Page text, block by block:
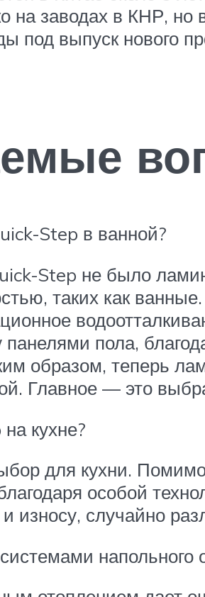
на заводах в КНР,
под выпуск нового
Step в ванной?
Step не было
таких как
пола,
образом, теперь
Главное — это
кухне?
для кухни.
особой
износу, случайно
напольного